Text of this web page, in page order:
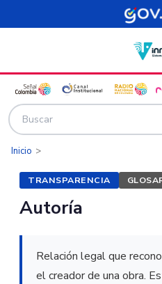
Pasar al contenido principal
Inicio
TRANSPARENCIA
Autoría
Relación legal que
el creador de una obra.